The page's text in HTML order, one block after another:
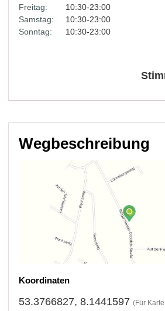
Freitag:
10:30-23:00
Samstag:
10:30-23:00
Sonntag:
10:30-23:00
Wegbeschreibung
Koordinaten
53.3766827, 8.1441597 (Für